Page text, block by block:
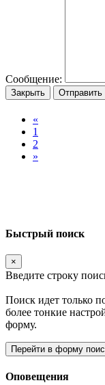
Сообщение:
Закрыть Отправить
«
1
2
»
Быстрый поиск
×
Введите строку
Поиск идет только
более тонкие
форму.
Перейти в форму
Оповещения